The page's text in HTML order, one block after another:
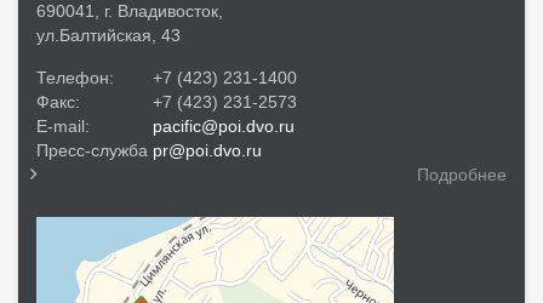
690041, г. Владивосток,
ул.Балтийская, 43
Телефон:
+7 (423) 231-1400
Факс:
+7 (423) 231-2573
E-mail:
pacific@poi.dvo.ru
Пресс-служба pr@poi.dvo.ru
Подробнее